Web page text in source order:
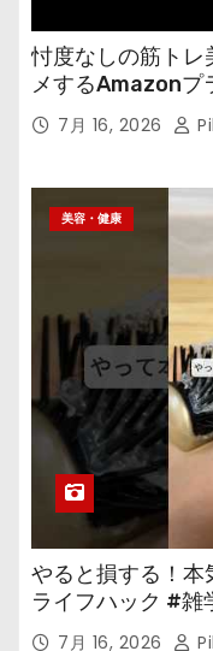
忖度なしの筋ト
メするAmazonプ
の 7月 16, 2026
美容・健康
やると損する！
ライフハック #
7月 16, 2026